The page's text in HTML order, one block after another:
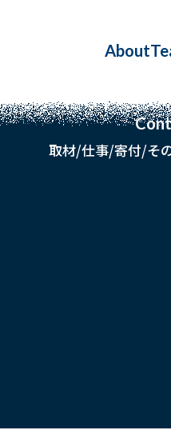
About
取材/仕事/寄付/そ